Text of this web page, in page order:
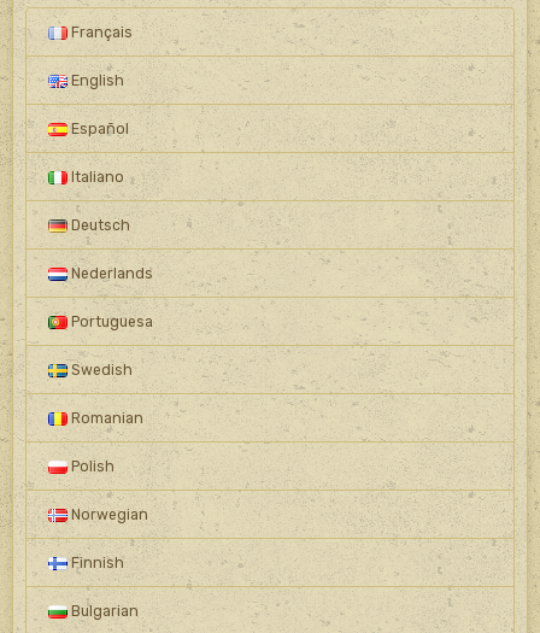
Français
English
Español
Italiano
Deutsch
Nederlands
Portuguesa
Swedish
Romanian
Polish
Norwegian
Finnish
Bulgarian